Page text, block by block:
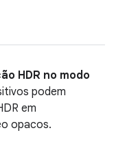
HDR no modo
podem
em
opacos.